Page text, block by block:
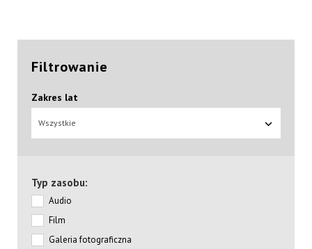
Filtrowanie
Zakres lat
Wszystkie
Typ zasobu:
Audio
Film
Galeria fotograficzna